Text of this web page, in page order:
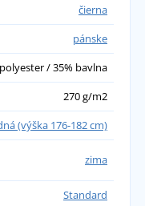
čierna
pánske
/ 35% bavlna
270 g/m2
(výška 176-182 cm)
zima
Standard